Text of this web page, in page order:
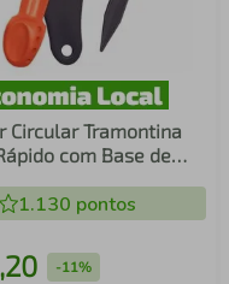
Circular Tramontina
com Base de
1.130 pontos
,20 -11%